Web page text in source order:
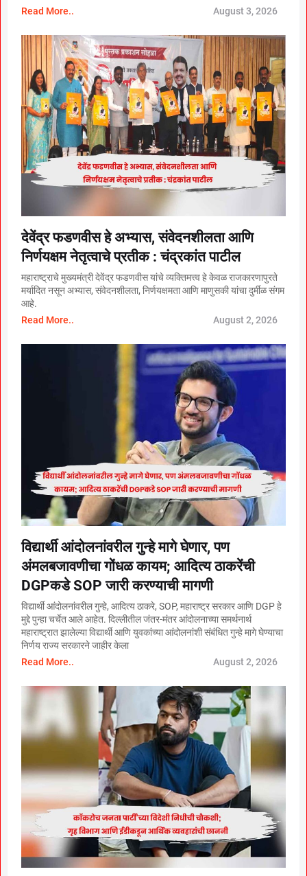
Read More..
August 3, 2026
देवेंद्र फडणवीस हे अभ्यास, संवेदनशीलता आणि
निर्णयक्षम नेतृत्वाचे प्रतीक : चंद्रकांत पाटील
महाराष्ट्राचे मुख्यमंत्री देवेंद्र फडणवीस यांचे व्यक्तिमत्त्व हे केवळ राजकारणापुरते
मर्यादित नसून अभ्यास, संवेदनशीलता, निर्णयक्षमता आणि माणुसकी यांचा दुर्मीळ संगम
आहे.
Read More..
August 2, 2026
विद्यार्थी आंदोलनांवरील गुन्हे मागे घेणार, पण
अंमलबजावणीचा गोंधळ कायम; आदित्य ठाकरेंची
DGPकडे SOP जारी करण्याची मागणी
विद्यार्थी आंदोलनांवरील गुन्हे, आदित्य ठाकरे, SOP, महाराष्ट्र सरकार आणि DGP हे
मुद्दे पुन्हा चर्चेत आले आहेत. दिल्लीतील जंतर-मंतर आंदोलनाच्या समर्थनार्थ
महाराष्ट्रात झालेल्या विद्यार्थी आणि युवकांच्या आंदोलनांशी संबंधित गुन्हे मागे घेण्याचा
निर्णय राज्य सरकारने जाहीर केला
Read More..
August 2, 2026